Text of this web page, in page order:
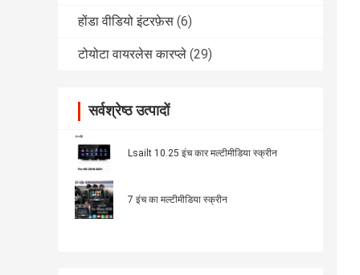
होंडा वीडियो इंटरफ़ेस (6)
टोयोटा वायरलेस कारप्ले (29)
सर्वश्रेष्ठ उत्पादों
Lsailt 10.25 इंच कार मल्टीमीडिया स्क्रीन
7 इंच का मल्टीमीडिया स्क्रीन